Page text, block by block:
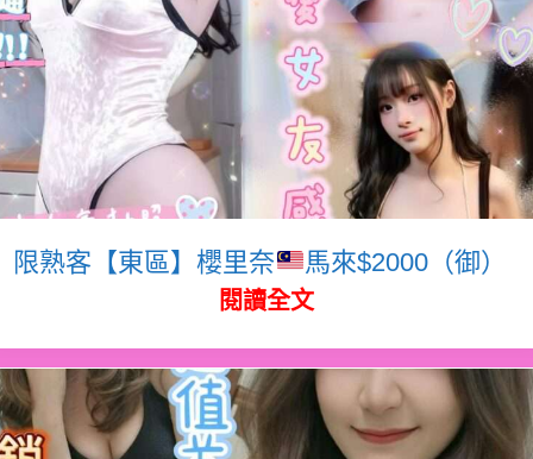
限熟客【東區】櫻里奈 馬來$2000（御）
閱讀全文